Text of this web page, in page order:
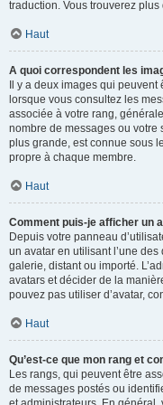
traduction. Vous trouverez plus
Haut
A quoi correspondent les
Il y a deux images qui
lorsque vous consultez les
associée à votre rang,
nombre de messages ou votre
plus grande, est connue sous
propre à chaque membre.
Haut
Comment puis-je afficher un
Depuis votre panneau
un avatar en utilisant l’une
galerie, distant ou importé.
avatars et décider de la
pouvez pas utiliser d’avatar,
Haut
Qu’est-ce que mon rang et
Les rangs, qui peuvent être
de messages postés ou